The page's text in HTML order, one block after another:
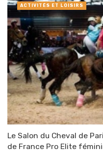
Le Salon du Cheval de
de France Pro Elite
ACTIVITÉS ET LOISIRS